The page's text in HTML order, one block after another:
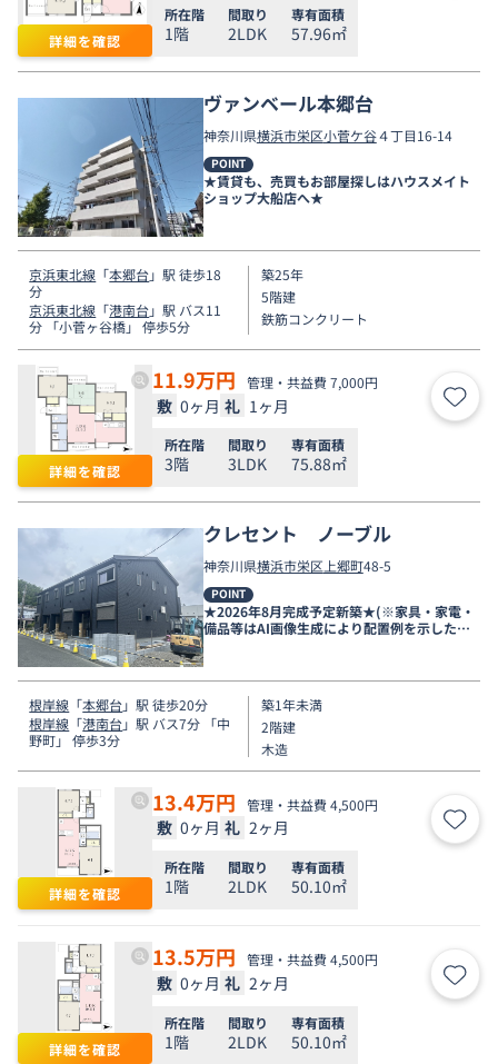
詳細を確認
所在階
1階
間取り
2LDK
専有面積
57.96㎡
ヴァンベール本郷台
神奈川県横浜市栄区小菅ケ谷４丁目16-14
POINT
★賃貸も、売買もお部屋探しはハウスメイト
ショップ大船店へ★
京浜東北線 「本郷台」駅 徒歩18
分
京浜東北線 「港南台」駅 バス11
分 「小菅ヶ谷橋」 停歩5分
築25年
5階建
鉄筋コンクリート
詳細を確認
11.9万円 管理・共益費 7,000円
敷 0ヶ月 礼 1ヶ月 お気
所在階
3階
間取り
3LDK
専有面積
75.88㎡
クレセント ノーブル
神奈川県横浜市栄区 上郷町48-5
POINT
★2026年8月完成予定新築★(※家具・家電・
備品等はAI画像生成により配置例を示したも
のです）
根岸線 「本郷台」駅 徒歩20分
根岸線 「港南台」駅 バス7分 「中
野町」 停歩3分
築1年未満
2階建
木造
詳細を確認
13.4万円 管理・共益費 4,500円
敷 0ヶ月 礼 2ヶ月 お気
所在階
1階
間取り
2LDK
専有面積
50.10㎡
詳細を確認
13.5万円 管理・共益費 4,500円
敷 0ヶ月 礼 2ヶ月 お気
所在階
1階
間取り
2LDK
専有面積
50.10㎡